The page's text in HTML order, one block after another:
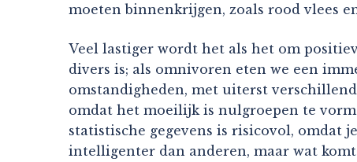
moeten binnenkrijgen, zoals rood vlees
Veel lastiger wordt het als het om
divers is; als omnivoren eten we een
omstandigheden, met uiterst
omdat het moeilijk is nulgroepen te
statistische gegevens is risicovol, omdat
intelligenter dan anderen, maar wat komt